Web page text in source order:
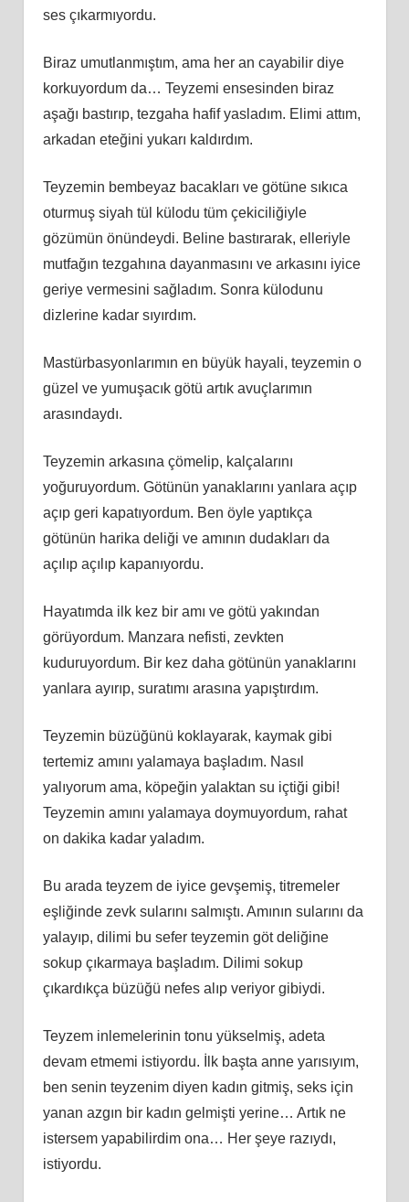
ses çıkarmıyordu.
Biraz umutlanmıştım, ama her an cayabilir diye
korkuyordum da… Teyzemi ensesinden biraz
aşağı bastırıp, tezgaha hafif yasladım. Elimi attım,
arkadan eteğini yukarı kaldırdım.
Teyzemin bembeyaz bacakları ve götüne sıkıca
oturmuş siyah tül külodu tüm çekiciliğiyle
gözümün önündeydi. Beline bastırarak, elleriyle
mutfağın tezgahına dayanmasını ve arkasını iyice
geriye vermesini sağladım. Sonra külodunu
dizlerine kadar sıyırdım.
Mastürbasyonlarımın en büyük hayali, teyzemin o
güzel ve yumuşacık götü artık avuçlarımın
arasındaydı.
Teyzemin arkasına çömelip, kalçalarını
yoğuruyordum. Götünün yanaklarını yanlara açıp
açıp geri kapatıyordum. Ben öyle yaptıkça
götünün harika deliği ve amının dudakları da
açılıp açılıp kapanıyordu.
Hayatımda ilk kez bir amı ve götü yakından
görüyordum. Manzara nefisti, zevkten
kuduruyordum. Bir kez daha götünün yanaklarını
yanlara ayırıp, suratımı arasına yapıştırdım.
Teyzemin büzüğünü koklayarak, kaymak gibi
tertemiz amını yalamaya başladım. Nasıl
yalıyorum ama, köpeğin yalaktan su içtiği gibi!
Teyzemin amını yalamaya doymuyordum, rahat
on dakika kadar yaladım.
Bu arada teyzem de iyice gevşemiş, titremeler
eşliğinde zevk sularını salmıştı. Amının sularını da
yalayıp, dilimi bu sefer teyzemin göt deliğine
sokup çıkarmaya başladım. Dilimi sokup
çıkardıkça büzüğü nefes alıp veriyor gibiydi.
Teyzem inlemelerinin tonu yükselmiş, adeta
devam etmemi istiyordu. İlk başta anne yarısıyım,
ben senin teyzenim diyen kadın gitmiş, seks için
yanan azgın bir kadın gelmişti yerine… Artık ne
istersem yapabilirdim ona… Her şeye razıydı,
istiyordu.